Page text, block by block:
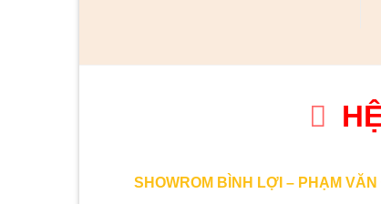
SHOWROM BÌNH LỢI – PHẠM